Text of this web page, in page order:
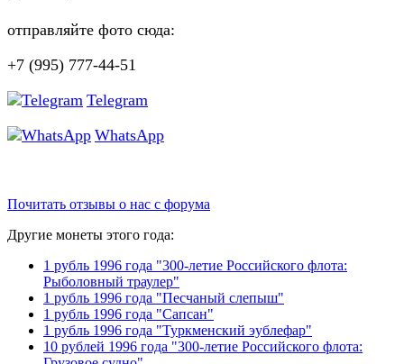
отправляйте фото сюда:
+7 (995) 777-44-51
Telegram
WhatsApp
Почитать отзывы о нас с форума
Другие монеты этого года:
1 рубль 1996 года "300-летие Российского флота:
Рыболовный траулер"
1 рубль 1996 года "Песчаный слепыш"
1 рубль 1996 года "Сапсан"
1 рубль 1996 года "Туркменский эублефар"
10 рублей 1996 года "300-летие Российского флота: